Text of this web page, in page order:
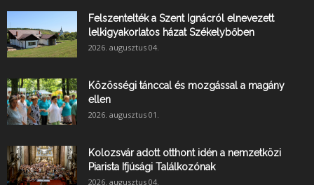
Felszentelték a Szent Ignácról elnevezett
lelkigyakorlatos házat Székelybőben
2026. augusztus 04.
Közösségi tánccal és mozgással a magány
ellen
2026. augusztus 01.
Kolozsvár adott otthont idén a nemzetközi
Piarista Ifjúsági Találkozónak
2026. augusztus 04.